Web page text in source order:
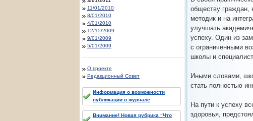
11/01/2010
8/01/2010
4/01/2010
12/15/2009
9/01/2009
5/01/2009
О проекте
Редакционный Совет
Информация о возможности
публикации в журнале
Внимание! Новая рубрика “Что
обществу граждан,
методик и на
улучшать
успеху. Один из
с ограниченными
школы и
Иными словами,
стать полностью
На пути к успеху
здоровья,